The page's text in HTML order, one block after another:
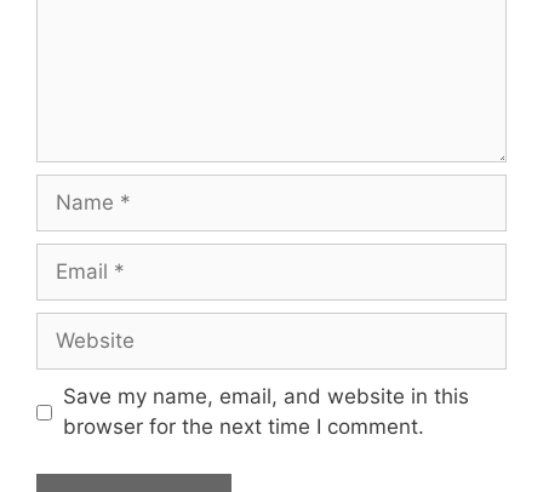
Name
Email
Website
Save my name, email, and website in this
browser for the next time I comment.